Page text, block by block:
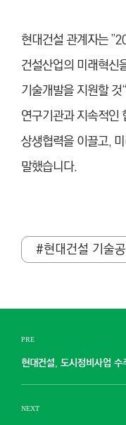
현대건설 관계자는
건설산업의 미래혁신
기술개발을 지원할
연구기관과 지속적인
상생협력을 이끌고,
말했습니다.
#현대건설 기술
PRE
현대건설, 도시정비사업
NEXT